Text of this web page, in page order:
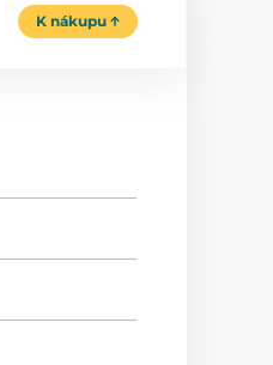
K nákupu